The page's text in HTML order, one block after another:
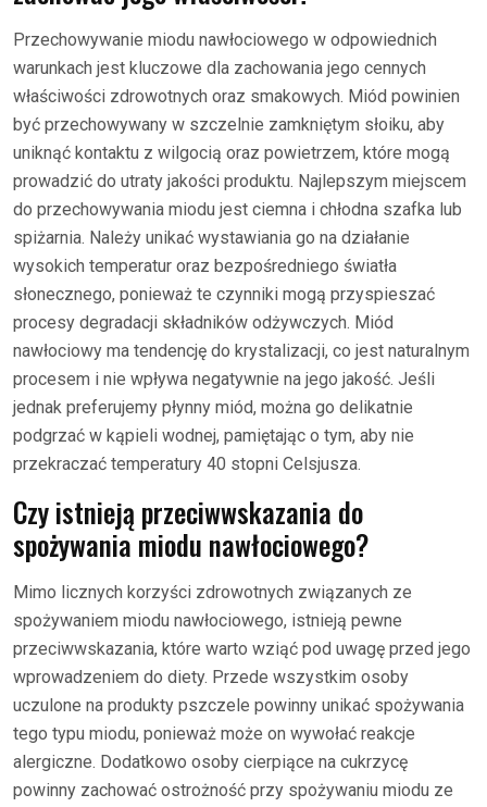
Przechowywanie miodu nawłociowego w odpowiednich
warunkach jest kluczowe dla zachowania jego cennych
właściwości zdrowotnych oraz smakowych. Miód powinien
być przechowywany w szczelnie zamkniętym słoiku, aby
uniknąć kontaktu z wilgocią oraz powietrzem, które mogą
prowadzić do utraty jakości produktu. Najlepszym miejscem
do przechowywania miodu jest ciemna i chłodna szafka lub
spiżarnia. Należy unikać wystawiania go na działanie
wysokich temperatur oraz bezpośredniego światła
słonecznego, ponieważ te czynniki mogą przyspieszać
procesy degradacji składników odżywczych. Miód
nawłociowy ma tendencję do krystalizacji, co jest naturalnym
procesem i nie wpływa negatywnie na jego jakość. Jeśli
jednak preferujemy płynny miód, można go delikatnie
podgrzać w kąpieli wodnej, pamiętając o tym, aby nie
przekraczać temperatury 40 stopni Celsjusza.
Czy istnieją przeciwwskazania do
spożywania miodu nawłociowego?
Mimo licznych korzyści zdrowotnych związanych ze
spożywaniem miodu nawłociowego, istnieją pewne
przeciwwskazania, które warto wziąć pod uwagę przed jego
wprowadzeniem do diety. Przede wszystkim osoby
uczulone na produkty pszczele powinny unikać spożywania
tego typu miodu, ponieważ może on wywołać reakcje
alergiczne. Dodatkowo osoby cierpiące na cukrzycę
powinny zachować ostrożność przy spożywaniu miodu ze